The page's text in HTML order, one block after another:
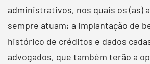
administrativos, nos quais os (as)
sempre atuam; a implantação de
histórico de créditos e dados
advogados, que também terão a